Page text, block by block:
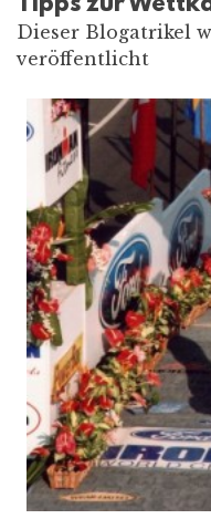
Dieser Blogatrikel
veröffentlicht